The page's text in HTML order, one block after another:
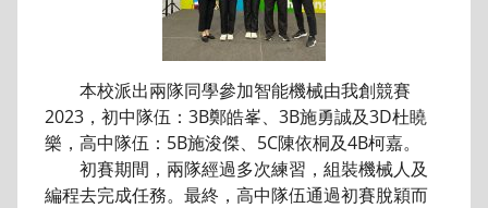
本校派出兩隊同學參加智能機械由我創競賽
2023，初中隊伍：3B鄭皓峯、3B施勇誠及3D杜䁱
樂，高中隊伍：5B施浚傑、5C陳依桐及4B柯嘉。
初賽期間，兩隊經過多次練習，組裝機械人及
編程去完成任務。最終，高中隊伍通過初賽脫穎而